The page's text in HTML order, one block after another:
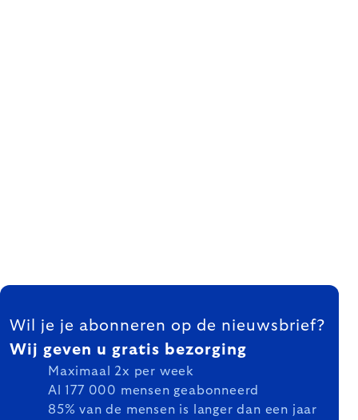
FOOTER
Wil je je abonneren op de nieuwsbrief?
Wij geven u gratis bezorging
Maximaal 2x per week
Al 177 000 mensen geabonneerd
85% van de mensen is langer dan een jaar